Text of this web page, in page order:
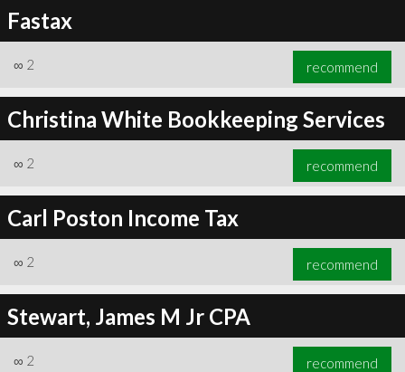
Fastax
∞ 2 recommend
Christina White Bookkeeping Services
∞ 2 recommend
Carl Poston Income Tax
∞ 2 recommend
Stewart, James M Jr CPA
∞ 2 recommend